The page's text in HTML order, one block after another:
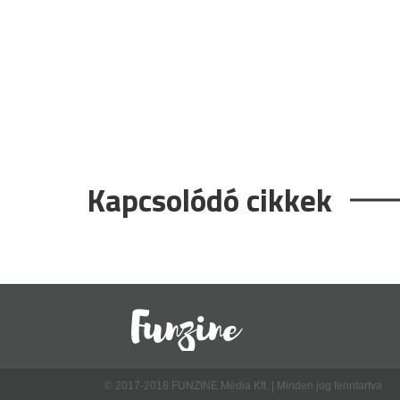
Kapcsolódó cikkek
© 2017-2018 FUNZINE Média Kft. | Minden jog fenntartva